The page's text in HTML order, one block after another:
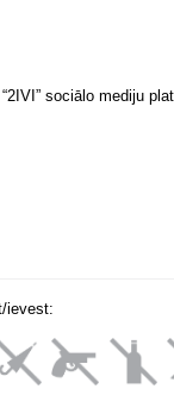
sociālo mediju
ievest: